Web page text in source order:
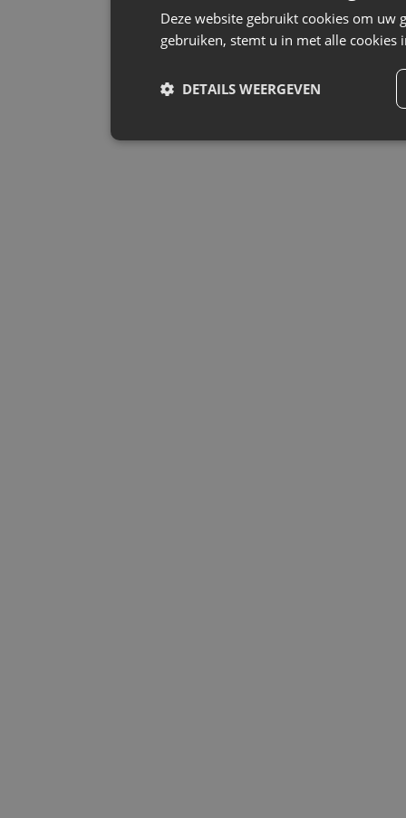
Deze website gebruikt cookies om uw
gebruiken, stemt u in met alle
DETAILS WEERGEVEN